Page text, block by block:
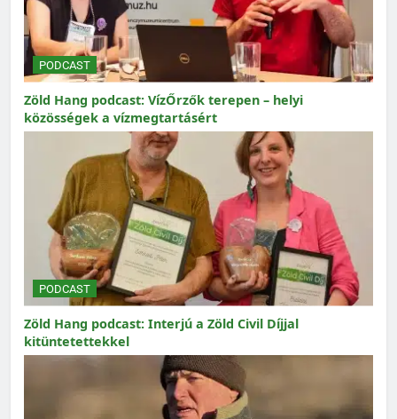
PODCAST
Zöld Hang podcast: VízŐrzők terepen – helyi
közösségek a vízmegtartásért
PODCAST
Zöld Hang podcast: Interjú a Zöld Civil Díjjal
kitüntetettekkel